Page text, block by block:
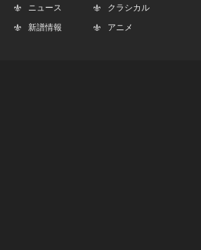
ニュース
新譜情報
クラシカル
アニメ